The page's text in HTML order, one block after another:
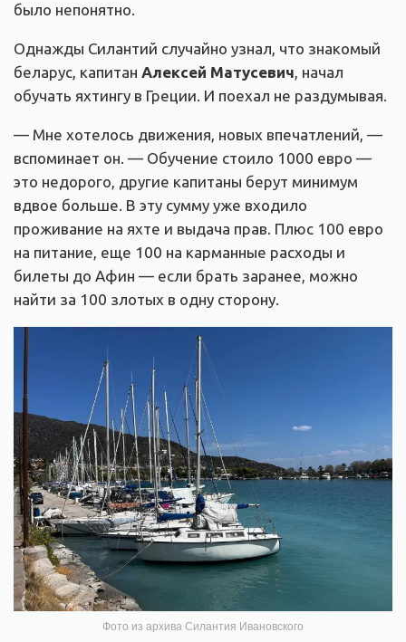
было непонятно.
Однажды Силантий случайно узнал, что знакомый
беларус, капитан Алексей Матусевич, начал
обучать яхтингу в Греции. И поехал не раздумывая.
— Мне хотелось движения, новых впечатлений, —
вспоминает он. — Обучение стоило 1000 евро —
это недорого, другие капитаны берут минимум
вдвое больше. В эту сумму уже входило
проживание на яхте и выдача прав. Плюс 100 евро
на питание, еще 100 на карманные расходы и
билеты до Афин — если брать заранее, можно
найти за 100 злотых в одну сторону.
Фото из архива Силантия Ивановского